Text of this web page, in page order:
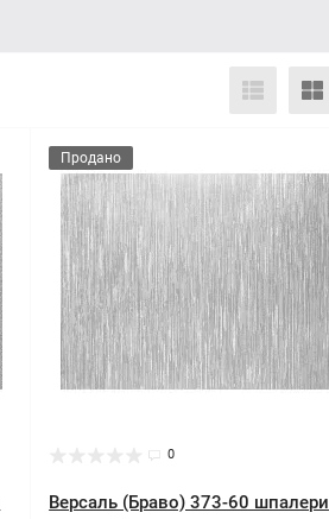
Продано
0
Версаль (Браво) 373-60 шпалери